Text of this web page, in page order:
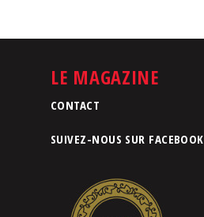
LE MAGAZINE
CONTACT
SUIVEZ-NOUS SUR FACEBOOK